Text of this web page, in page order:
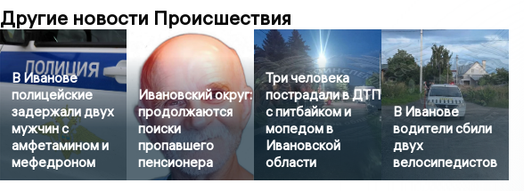
Другие новости Происшествия
В Иванове
полицейские
задержали двух
мужчин с
амфетамином и
мефедроном
Ивановский округ:
продолжаются
поиски
пропавшего
пенсионера
Три человека
пострадали в ДТП
с питбайком и
мопедом в
Ивановской
области
В Иванове
водители сбили
двух
велосипедистов